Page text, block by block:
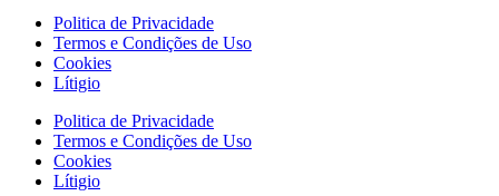
Politica de Privacidade
Termos e Condições de Uso
Cookies
Lítigio
Politica de Privacidade
Termos e Condições de Uso
Cookies
Lítigio